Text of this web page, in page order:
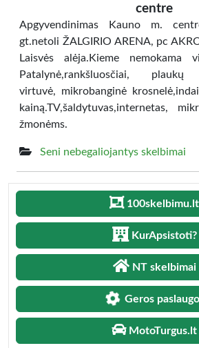
centre
Apgyvendinimas Kauno m.
gt.netoli ŽALGIRIO ARENA, pc
Laisvės alėja.Kieme nemokama
Patalynė,rankšluosčiai, plaukų
virtuvė, mikrobanginė
kainą.TV,šaldytuvas,internetas,
žmonėms.
Seni nebegaliojantys skelbimai
100skelbimu.lt
KurApsistoti?
NT skelbimai
Geros
MotoTurgus.lt